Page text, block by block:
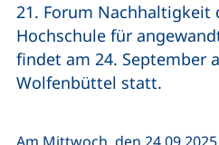
21. Forum Nachhaltigkeit
Hochschule für
findet am 24. September
Wolfenbüttel statt.